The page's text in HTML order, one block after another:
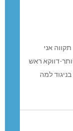
אני
דווקא ראש
למה